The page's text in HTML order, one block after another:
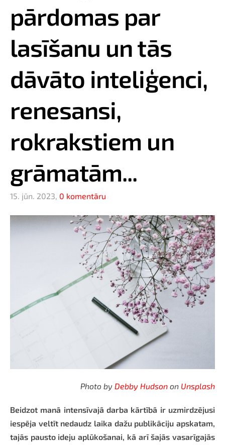
pārdomas par
lasīšanu un tās
dāvāto inteliģenci,
renesansi,
rokrakstiem un
grāmatām...
15. jūn. 2023, 0 komentāru
Photo by Debby Hudson on Unsplash
Beidzot manā intensīvajā darba kārtībā ir uzmirdzējusi
iespēja veltīt nedaudz laika dažu publikāciju apskatam,
tajās pausto ideju aplūkošanai, kā arī šajās vasarīgajās